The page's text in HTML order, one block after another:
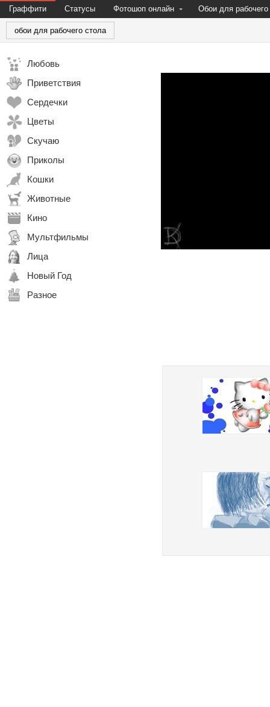
Граффити Статусы Фотошоп онлайн Обои для рабочего
обои для рабочего стола
Любовь
Приветствия
Сердечки
Цветы
Скучаю
Приколы
Кошки
Животные
Кино
Мультфильмы
Лица
Новый Год
Разное